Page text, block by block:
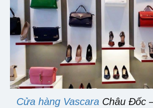
Cửa hàng VascaraChâu Đốc